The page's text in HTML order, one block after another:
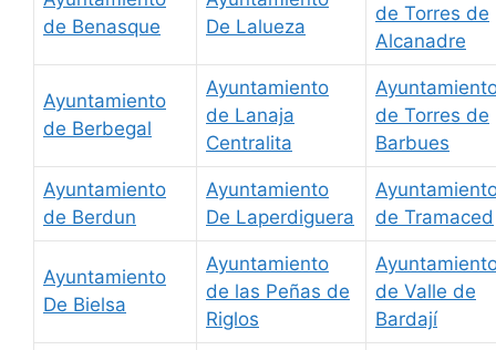
de Benasque
De Lalueza
de Torres de
Alcanadre
Ayuntamiento
de Berbegal
Ayuntamiento
de Lanaja
Centralita
de Torres de
Barbues
Ayuntamiento
de Berdun
Ayuntamiento
De Laperdiguera
de Tramaced
Ayuntamiento
De Bielsa
Ayuntamiento
de las Peñas de
Riglos
de Valle de
Bardají